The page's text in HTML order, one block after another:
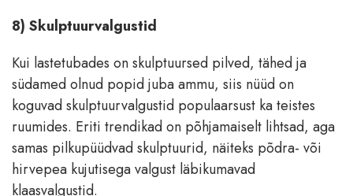
8) Skulptuurvalgustid
Kui lastetubades on skulptuursed pilved, tähed ja
südamed olnud popid juba ammu, siis nüüd on
koguvad skulptuurvalgustid populaarsust ka teistes
ruumides. Eriti trendikad on põhjamaiselt lihtsad, aga
samas pilkupüüdvad skulptuurid, näiteks põdra- või
hirvepea kujutisega valgust läbikumavad
klaasvalgustid.